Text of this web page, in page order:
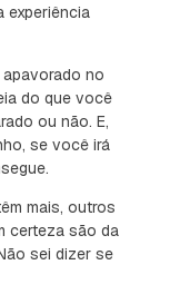
experiência
no
do que você
ou não. E,
se você irá
mais, outros
certeza são da
sei dizer se